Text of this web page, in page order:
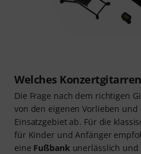
Welches
Die Frage nach dem richtigen
von den eigenen Vorlieben
Einsatzgebiet ab. Für die
für Kinder und Anfänger
eine Fußbank unerlässlich und